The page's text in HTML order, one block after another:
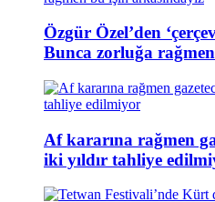
Özgür Özel’den
Bunca zorluğa
Af kararına rağmen
iki yıldır tahliye